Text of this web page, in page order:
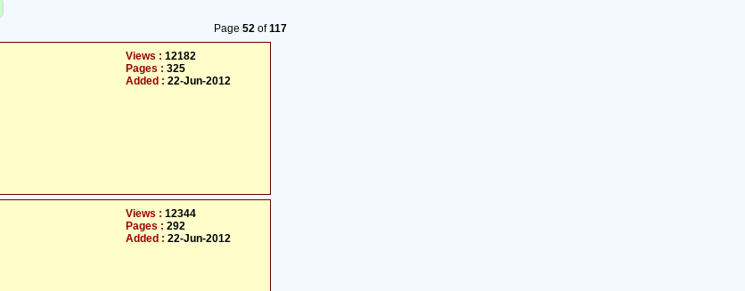
Page 52of117
Views : 12182
Pages : 325
Added : 22-Jun-2012
Views : 12344
Pages : 292
Added : 22-Jun-2012